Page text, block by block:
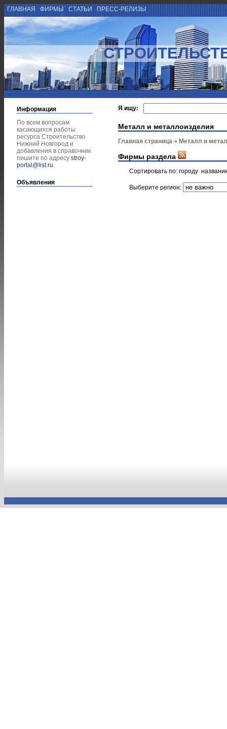
ГЛАВНАЯ ФИРМЫ СТАТЬИ ПРЕСС-РЕЛИЗЫ
Информация
По всем вопросам
касающихся работы
ресурса Строительство
Нижний Новгород и
добавления в справочник
пишите по адресу stroy-
portal@list.ru.
Объявления
Я ищу:
Металл и металлоизделия
Главная страница Металл и
Фирмы раздела
Сортировать по: городу
Выберите регион: